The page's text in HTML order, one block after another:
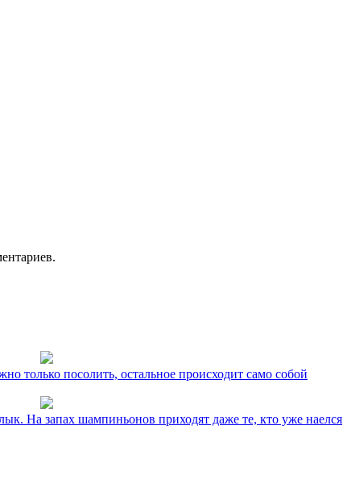
только посолить, остальное происходит само собой
На запах шампиньонов приходят даже те, кто уже наелся